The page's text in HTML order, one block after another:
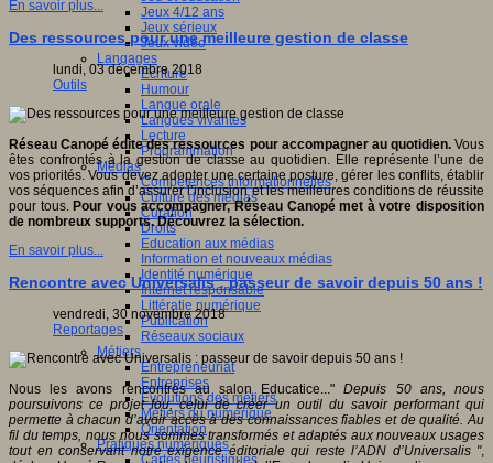
Jeux 4/12 ans
Jeux sérieux
Jeux vidéo
Langages
Ecriture
Humour
Langue orale
Langues vivantes
Lecture
Programmation
Médias
Compétences informationnelles
Culture des médias
Curation
Droits
Education aux médias
Information et nouveaux médias
Identité numérique
Internet responsable
Littératie numérique
Publication
Réseaux sociaux
Métiers
Entrepreneuriat
Entreprises
Evolutions des métiers
Métiers du numérique
Orientation
Pratiques numériques
Cartes heuristiques
En savoir plus...
Des ressources pour une meilleure gestion de classe
lundi, 03 décembre 2018
Outils
Réseau Canopé édite des ressources pour accompagner au quotidien. Vous
êtes confrontés à la gestion de classe au quotidien. Elle représente l’une de
vos priorités. Vous devez adopter une certaine posture, gérer les conflits, établir
vos séquences afin d’assurer l’inclusion et les meilleures conditions de réussite
pour tous. Pour vous accompagner, Réseau Canopé met à votre disposition
de nombreux supports. Découvrez la sélection.
En savoir plus...
Rencontre avec Universalis : passeur de savoir depuis 50 ans !
vendredi, 30 novembre 2018
Reportages
Nous les avons rencontrés au salon Educatice..." Depuis 50 ans, nous
poursuivons ce projet fou, celui de créer un outil du savoir performant qui
permette à chacun d’avoir accès à des connaissances fiables et de qualité. Au
fil du temps, nous nous sommes transformés et adaptés aux nouveaux usages
tout en conservant notre exigence éditoriale qui reste l’ADN d’Universalis ",